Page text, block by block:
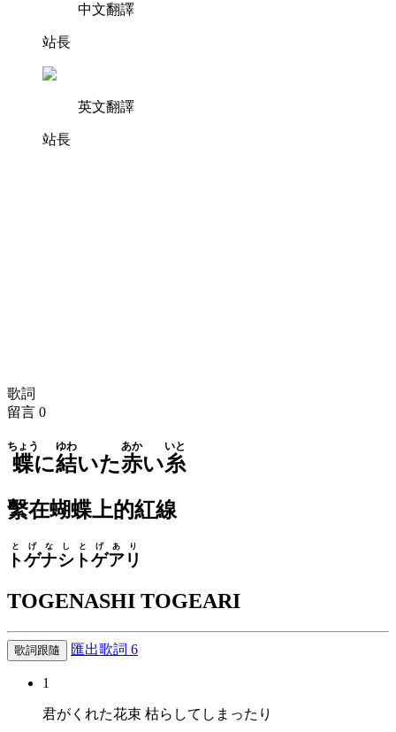
中文翻譯
站長
英文翻譯
站長
歌詞
留言 0
蝶
ちょう
に結
ゆわ
いた赤
あか
い糸
いと
繫在蝴蝶上的紅線
トゲ
とげ
ナシ
なし
トゲ
とげ
アリ
あり
TOGENASHI TOGEARI
歌詞跟隨 匯出歌詞 6
1
君がくれた花束 枯らしてしまったり